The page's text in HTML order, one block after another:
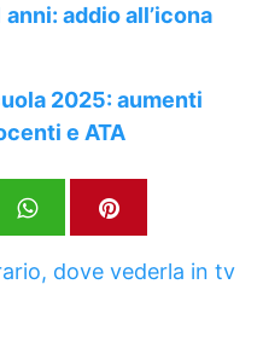
addio all’icona
2025: aumenti
e ATA
dove vederla in tv